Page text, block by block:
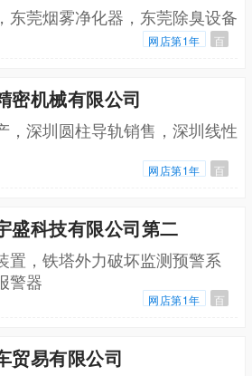
东莞烟雾净化器，东莞除臭设备
网店第1年 百
密机械有限公司
，深圳圆柱导轨销售，深圳线性
网店第1年 百
盛科技有限公司第二
置，铁塔外力破坏监测预警系
警器
网店第1年 百
贸易有限公司